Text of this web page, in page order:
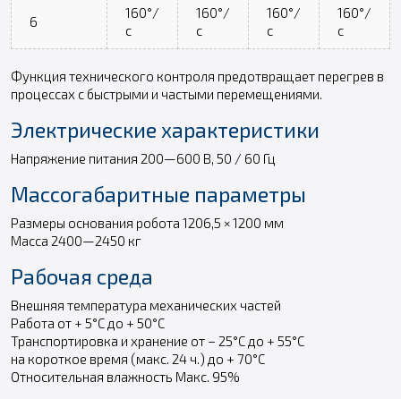
6
160°/
с
160°/
с
160°/
с
160°/
с
Функция технического контроля предотвращает перегрев в
процессах с быстрыми и частыми перемещениями.
Электрические характеристики
Напряжение питания 200—600 В, 50 / 60 Гц
Массогабаритные параметры
Размеры основания робота 1206,5 × 1200 мм
Масса 2400—2450 кг
Рабочая среда
Внешняя температура механических частей
Работа от + 5°С до + 50°С
Транспортировка и хранение от – 25°С до + 55°С
на короткое время (макс. 24 ч.) до + 70°С
Относительная влажность Макс. 95%